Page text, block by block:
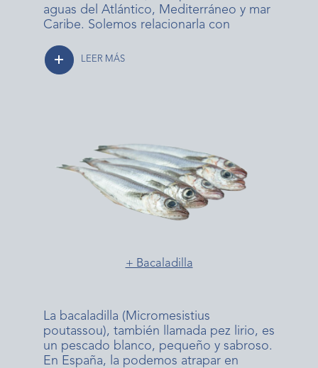
aguas del Atlántico, Mediterráneo y mar
Caribe. Solemos relacionarla con
LEER MÁS
+ Bacaladilla
La bacaladilla (Micromesistius
poutassou), también llamada pez lirio, es
un pescado blanco, pequeño y sabroso.
En España, la podemos atrapar en